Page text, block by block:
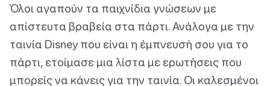
Όλοι αγαπούν τα παιχνίδια γνώσεων με
απίστευτα βραβεία στα πάρτι. Ανάλογα με την
ταινία Disney που είναι η έμπνευσή σου για το
πάρτι, ετοίμασε μια λίστα με ερωτήσεις που
μπορείς να κάνεις για την ταινία. Οι καλεσμένοι